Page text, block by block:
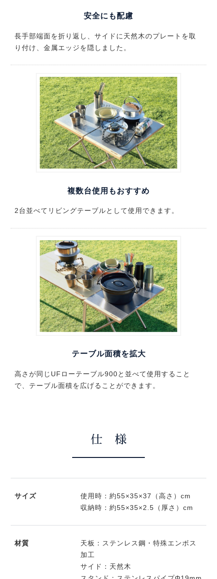
安全にも配慮
長手部端面を折り返し、サイドに天然木のプレートを取
り付け、金属エッジを隠しました。
複数台使用もおすすめ
2台並べてリビングテーブルとして使用できます。
テーブル面積を拡大
高さが同じUFローテーブル900と並べて使用すること
で、テーブル面積を広げることができます。
仕 様
サイズ
使用時：約55×35×37（高さ）cm
収納時：約55×35×2.5（厚さ）cm
材質
天板：ステンレス鋼・特殊エンボス
加工
サイド：天然木